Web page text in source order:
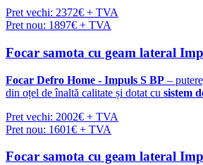
Pret vechi: 2372€ + TVA
Pret nou: 1897€ + TVA
Focar samota cu geam lateral
Focar Defro Home - Impuls S BP –
din oțel de înaltă calitate și dotat cu sistem
Pret vechi: 2002€ + TVA
Pret nou: 1601€ + TVA
Focar samota cu geam lateral